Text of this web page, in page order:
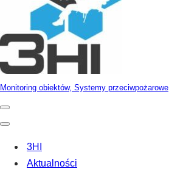
Monitoring obiektów, Systemy przeciwpożarowe
Menu
nawigacji
Menu
3HI
Aktualności